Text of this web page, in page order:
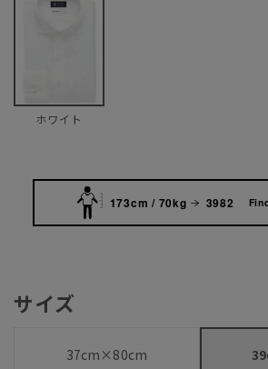
ホワイト
173cm / 70kg 3982
サイズ
37cm×80cm